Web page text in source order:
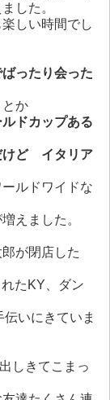
した。
しい時間でし
ったり会った
とか
ドカップある
けど イタリア
ルドワイドな
えました。
が閉店した
たKY、ダン
いにきていま
しきてこまっ